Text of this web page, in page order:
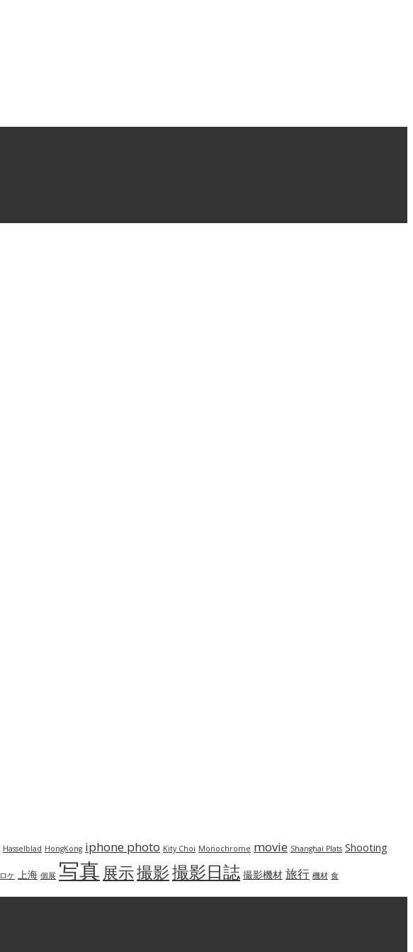
Hasselblad HongKong iphone photo Kity Choi Monochrome movie Shanghai Plats Shooting
ロケ 上海 個展 写真 展示撮影撮影日誌 撮影機材 旅行 機材 食